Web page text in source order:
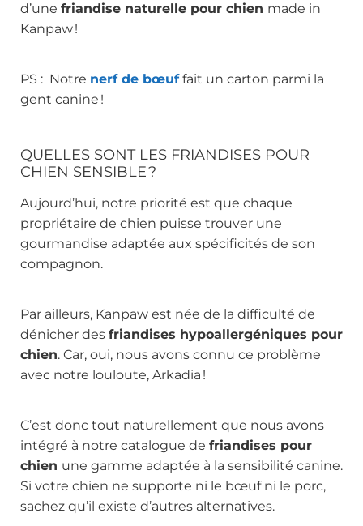
d’une friandise naturelle pour chien made in
Kanpaw !
PS : Notre nerf de bœuffait un carton parmi la
gent canine !
QUELLES SONT LES FRIANDISES POUR
CHIEN SENSIBLE?
Aujourd’hui, notre priorité est que chaque
propriétaire de chien puisse trouver une
gourmandise adaptée aux spécificités de son
compagnon.
Par ailleurs, Kanpaw est née de la difficulté de
dénicher des friandises hypoallergéniques pour
chien. Car, oui, nous avons connu ce problème
avec notre louloute, Arkadia !
C’est donc tout naturellement que nous avons
intégré à notre catalogue de friandises pour
chien une gamme adaptée à la sensibilité canine.
Si votre chien ne supporte ni le bœuf ni le porc,
sachez qu’il existe d’autres alternatives.